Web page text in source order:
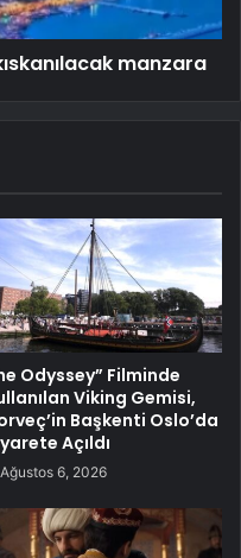
manzara
Odyssey” Filminde
Viking Gemisi,
Başkenti Oslo’da
Açıldı
Ağustos 6, 2026